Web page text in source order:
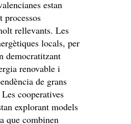
estan
processos
rellevants. Les
locals, per
democratitzant
renovable i
de grans
cooperatives
explorant models
que combinen